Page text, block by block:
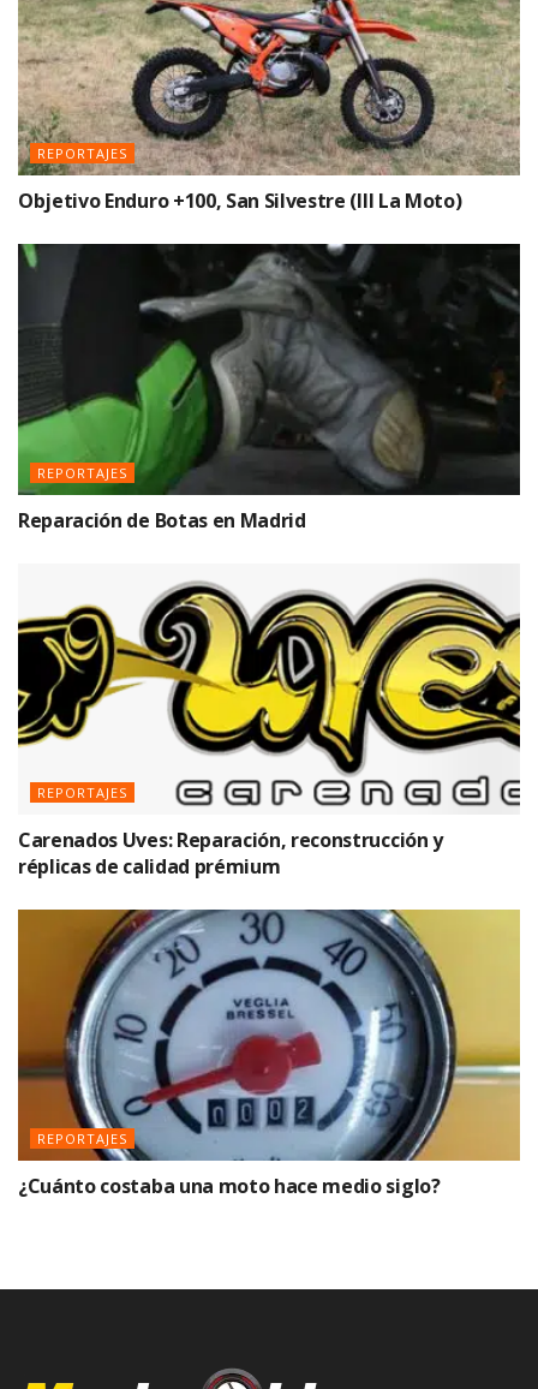
REPORTAJES
Objetivo Enduro +100, San Silvestre (III La Moto)
REPORTAJES
Reparación de Botas en Madrid
REPORTAJES
Carenados Uves: Reparación, reconstrucción y
réplicas de calidad prémium
REPORTAJES
¿Cuánto costaba una moto hace medio siglo?